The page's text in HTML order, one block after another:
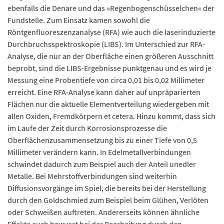
ebenfalls die Denare und das »Regenbogenschüsselchen« der
Fundstelle. Zum Einsatz kamen sowohl die
Röntgenfluoreszenzanalyse (RFA) wie auch die laserinduzierte
Durchbruchsspektroskopie (LIBS). Im Unterschied zur RFA-
Analyse, die nur an der Oberfläche einen größeren Ausschnitt
beprobt, sind die LIBS-Ergebnisse punktgenau und es wird je
Messung eine Probentiefe von circa 0,01 bis 0,02 Millimeter
erreicht. Eine RFA-Analyse kann daher auf unpräparierten
Flächen nur die aktuelle Elementverteilung wiedergeben mit
allen Oxiden, Fremdkörpern et cetera. Hinzu kommt, dass sich
im Laufe der Zeit durch Korrosionsprozesse die
Oberflächenzusammensetzung bis zu einer Tiefe von 0,5
Millimeter verändern kann. In Edelmetallverbindungen
schwindet dadurch zum Beispiel auch der Anteil unedler
Metalle. Bei Mehrstoffverbindungen sind weiterhin
Diffusionsvorgänge im Spiel, die bereits bei der Herstellung
durch den Goldschmied zum Beispiel beim Glühen, Verlöten
oder Schweißen auftreten. Andererseits können ähnliche